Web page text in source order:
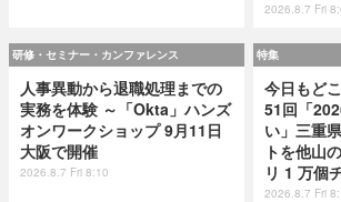
2026.8.7 Fri
研修・セミナー・カンファレンス
人事異動から退職処理までの
実務を体験 ～「Okta」ハンズ
オンワークショップ 9月11日
大阪で開催
2026.8.7 Fri 8:10
特集
今日もど
51回「
い」三重
トを他山
リ 1 万個
2026.8.7 Fri